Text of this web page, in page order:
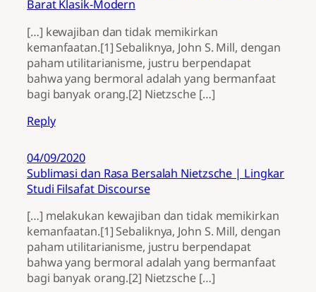
Barat Klasik-Modern
[…] kewajiban dan tidak memikirkan
kemanfaatan.[1] Sebaliknya, John S. Mill, dengan
paham utilitarianisme, justru berpendapat
bahwa yang bermoral adalah yang bermanfaat
bagi banyak orang.[2] Nietzsche […]
Reply
04/09/2020
Sublimasi dan Rasa Bersalah Nietzsche | Lingkar
Studi Filsafat Discourse
[…] melakukan kewajiban dan tidak memikirkan
kemanfaatan.[1] Sebaliknya, John S. Mill, dengan
paham utilitarianisme, justru berpendapat
bahwa yang bermoral adalah yang bermanfaat
bagi banyak orang.[2] Nietzsche […]